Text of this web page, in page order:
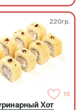
Унаги - объедение
(8 шт.)
220гр.
10
Хот